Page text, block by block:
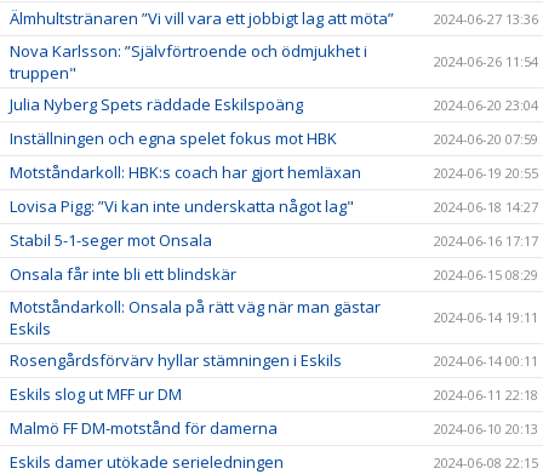
Älmhultstränaren ”Vi vill vara ett jobbigt lag att möta” 2024-06-27 13:36
Nova Karlsson: ”Självförtroende och ödmjukhet i
truppen"
2024-06-26 11:54
Julia Nyberg Spets räddade Eskilspoäng 2024-06-20 23:04
Inställningen och egna spelet fokus mot HBK 2024-06-20 07:59
Motståndarkoll: HBK:s coach har gjort hemläxan 2024-06-19 20:55
Lovisa Pigg: ”Vi kan inte underskatta något lag" 2024-06-18 14:27
Stabil 5-1-seger mot Onsala 2024-06-16 17:17
Onsala får inte bli ett blindskär 2024-06-15 08:29
Motståndarkoll: Onsala på rätt väg när man gästar
Eskils
2024-06-14 19:11
Rosengårdsförvärv hyllar stämningen i Eskils 2024-06-14 00:11
Eskils slog ut MFF ur DM 2024-06-11 22:18
Malmö FF DM-motstånd för damerna 2024-06-10 20:13
Eskils damer utökade serieledningen 2024-06-08 22:15